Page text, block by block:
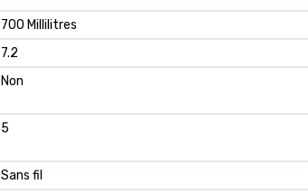
‎700 Millilitres
‎7.2
‎Non
‎5
‎Sans fil